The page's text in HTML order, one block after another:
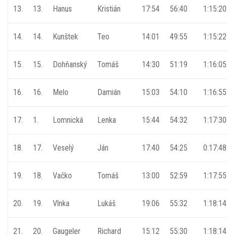
13. 13. Hanus Kristián 17:54 56:40 1:15:20
14. 14. Kunštek Teo 14:01 49:55 1:15:22
15. 15. Dohňanský Tomáš 14:30 51:19 1:16:05
16. 16. Melo Damián 15:03 54:10 1:16:55
17. 1. Lomnická Lenka 15:44 54:32 1:17:30
18. 17. Veselý Ján 17:40 54:25 0:17:48
19. 18. Vačko Tomáš 13:00 52:59 1:17:55
20. 19. Vlnka Lukáš 19:06 55:32 1:18:14
21. 20. Gaugeler Richard 15:12 55:30 1:18:14